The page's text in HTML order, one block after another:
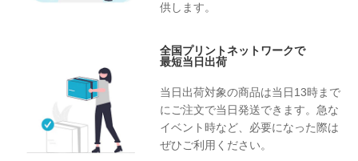
供します。
全国プリントネットワークで
最短当日出荷
当日出荷対象の商品は当日13時まで
にご注文で当日発送できます。急な
イベント時など、必要になった際は
ぜひご利用ください。